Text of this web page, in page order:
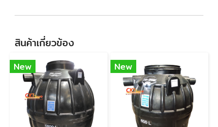
สินค้าเกี่ยวข้อง
New New